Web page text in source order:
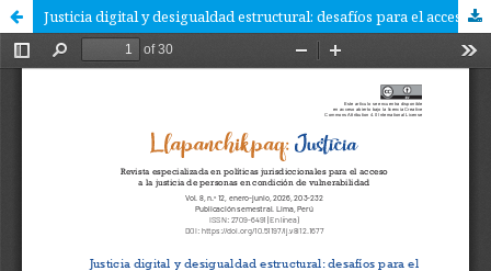
Justicia digital y desigualdad estructural: desafíos para el acceso a la justicia en el sistema judicial peruano